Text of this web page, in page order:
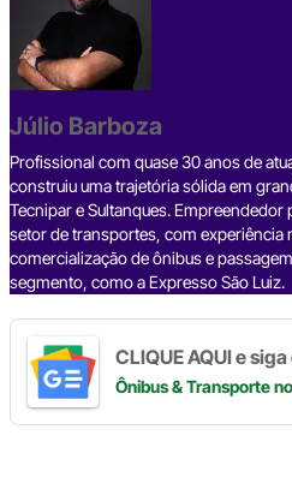
e
b
o
o
k
s
Júlio Barboza
Profissional com quase 30 anos de
construiu uma trajetória sólida em
Tecnipar e Sultanques.
setor de transportes, com experiência
comercialização de ônibus e
segmento, como a Expresso São Luiz.
CLIQUE AQUI e siga
Ônibus & Transporte